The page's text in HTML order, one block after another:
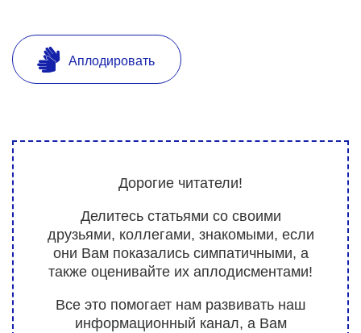
Аплодировать
Дорогие читатели!
Делитесь статьями со своими
друзьями, коллегами, знакомыми, если
они Вам показались симпатичными, а
также оценивайте их аплодисментами!
Все это помогает нам развивать наш
информационный канал, а Вам